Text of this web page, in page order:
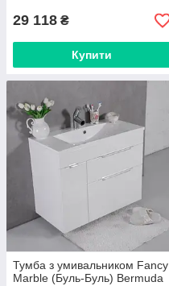
29 118 ₴
Купити
Тумба з умивальником Fancy
Marble (Буль-Буль) Bermuda